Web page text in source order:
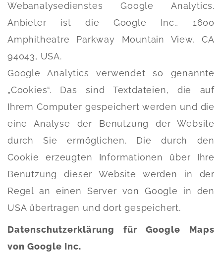
Webanalysedienstes Google Analytics.
Anbieter ist die Google Inc., 1600
Amphitheatre Parkway Mountain View, CA
94043, USA.
Google Analytics verwendet so genannte
„Cookies“. Das sind Textdateien, die auf
Ihrem Computer gespeichert werden und die
eine Analyse der Benutzung der Website
durch Sie ermöglichen. Die durch den
Cookie erzeugten Informationen über Ihre
Benutzung dieser Website werden in der
Regel an einen Server von Google in den
USA übertragen und dort gespeichert.
Datenschutzerklärung für Google Maps
von Google Inc.